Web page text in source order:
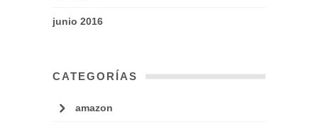
junio 2016
CATEGORÍAS
amazon